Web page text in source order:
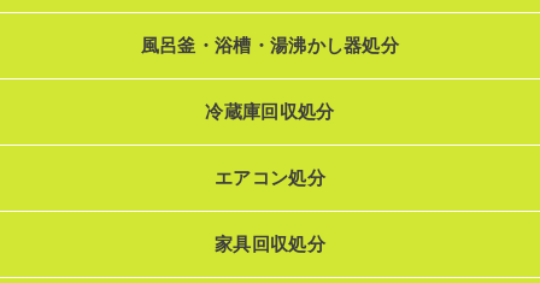
風呂釜・浴槽・湯沸かし器処分
冷蔵庫回収処分
エアコン処分
家具回収処分